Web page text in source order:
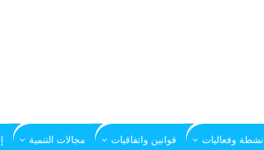
انشطة وفعاليات قوانين واتفاقيات مجالات التنمية